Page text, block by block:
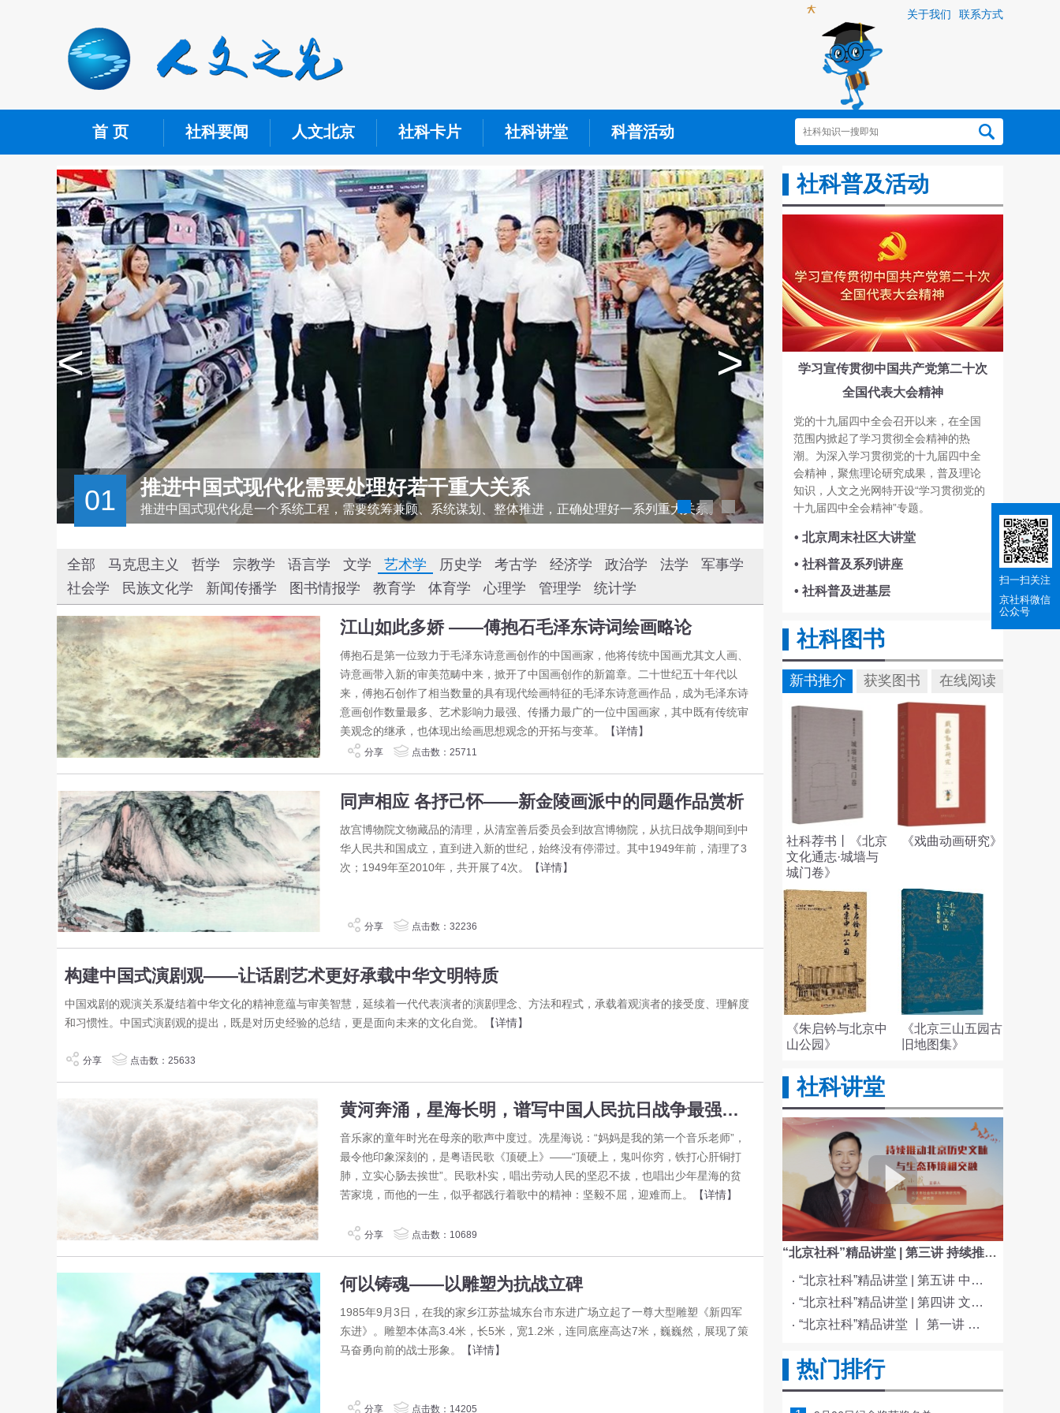
关于我们 联系方式
首 页 社科要闻 人文北京 社科卡片 社科讲堂 科普活动
< >
01 推进中国式现代化需要处理好若干重大关系
推进中国式现代化是一个系统工程，需要统筹兼顾、系统谋划、整体推进，正确处理好一系列重大关系。 02 文脉千秋铸京华——解
全部 马克思主义 哲学 宗教学 语言学 文学 艺术学 历史学 考古学 经济学 政治学 法学
军事学
社会学
民族文化学 新闻传播学 图书情报学 教育学 体育学 心理学 管理学 统计学
江山如此多娇 ——傅抱石毛泽东诗词绘画略论
傅抱石是第一位致力于毛泽东诗意画创作的中国画家，他将传统中国画尤其文人画、
诗意画带入新的审美范畴中来，掀开了中国画创作的新篇章。二十世纪五十年代以
来，傅抱石创作了相当数量的具有现代绘画特征的毛泽东诗意画作品，成为毛泽东诗
意画创作数量最多、艺术影响力最强、传播力最广的一位中国画家，其中既有传统审
美观念的继承，也体现出绘画思想观念的开拓与变革。
【详情】
分享 点击数：25711
同声相应 各抒己怀——新金陵画派中的同题作品赏析
故宫博物院文物藏品的清理，从清室善后委员会到故宫博物院，从抗日战争期间到中
华人民共和国成立，直到进入新的世纪，始终没有停滞过。其中1949年前，清理了3
次；1949年至2010年，共开展了4次。
【详情】
分享 点击数：32236
构建中国式演剧观——让话剧艺术更好承载中华文明特质
中国戏剧的观演关系凝结着中华文化的精神意蕴与审美智慧，延续着一代代表演者的演剧理念、方法和程式，承载着观演者的接受度、理解度
和习惯性。中国式演剧观的提出，既是对历史经验的总结，更是面向未来的文化自觉。
【详情】
分享 点击数：25633
黄河奔涌，星海长明，谱写中国人民抗日战争最强音—— 人民的音乐家 世界的冼星海
音乐家的童年时光在母亲的歌声中度过。冼星海说：“妈妈是我的第一个音乐老师”，
最令他印象深刻的，是粤语民歌《顶硬上》——“顶硬上，鬼叫你穷，铁打心肝铜打
肺，立实心肠去挨世”。民歌朴实，唱出劳动人民的坚忍不拔，也唱出少年星海的贫
苦家境，而他的一生，似乎都践行着歌中的精神：坚毅不屈，迎难而上。
【详情】
分享 点击数：10689
何以铸魂——以雕塑为抗战立碑
1985年9月3日，在我的家乡江苏盐城东台市东进广场立起了一尊大型雕塑《新四军
东进》。雕塑本体高3.4米，长5米，宽1.2米，连同底座高达7米，巍巍然，展现了策
马奋勇向前的战士形象。
【详情】
分享 点击数：14205
社科普及活动
学习宣传贯彻中国共产党第二十次
全国代表大会精神
党的十九届四中全会召开以来，在全国
范围内掀起了学习贯彻全会精神的热
潮。为深入学习贯彻党的十九届四中全
会精神，聚焦理论研究成果，普及理论
知识，人文之光网特开设“学习贯彻党的
十九届四中全会精神”专题。
• 北京周末社区大讲堂
• 社科普及系列讲座
• 社科普及进基层
社科图书
新书推介 获奖图书 在线阅读
社科荐书丨《北京
文化通志·城墙与
城门卷》
《戏曲动画研究》
《朱启钤与北京中
山公园》
《北京三山五园古
旧地图集》
社科讲堂
“北京社科”精品讲堂 | 第三讲 持续推动北京历史文脉与生态环境相交融
“北京社科”精品讲堂 | 第五讲 中国电影与文化传统
“北京社科”精品讲堂 | 第四讲 文化与科技融合赋能新质生产力发展
“北京社科”精品讲堂 丨 第一讲 《红楼梦》的北京情缘
热门排行
扫一扫关注
京社科微信
公众号